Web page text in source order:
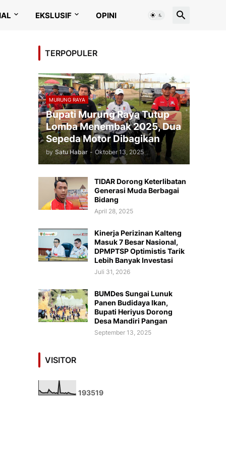
EKSLUSIF OPINI
TERPOPULER
MURUNG RAYA
Bupati Murung Raya Tutup
Lomba Menembak 2025, Dua
Sepeda Motor Dibagikan
by Satu Habar - Oktober 13, 2025
TIDAR Dorong Keterlibatan
Generasi Muda Berbagai
Bidang
April 28, 2025
Kinerja Perizinan Kalteng
Masuk 7 Besar Nasional,
DPMPTSP Optimistis Tarik
Lebih Banyak Investasi
Juli 31, 2026
BUMDes Sungai Lunuk
Panen Budidaya Ikan,
Bupati Heriyus Dorong
Desa Mandiri Pangan
September 13, 2025
VISITOR
193519